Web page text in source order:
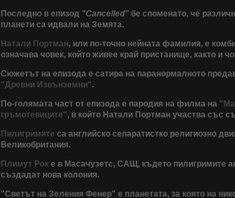
Последно в епизод "Cancelled" бе споменато, че
планети са идвали на Земята.
Натали Портман, или по-точно нейната фамилия, е
означава човек, който живее край пристанище, както и
Сюжетът на епизода е сатира на паранормалното
"Древни Извънземни".
По-голямата част от епизода е пародия на филма на
гръмотевиците", в който Натали Портман участва със
Пилигримите са английско сепаратистко религиозно
Великобритания.
Плимут Рок е в Масачузетс, САЩ, където пилигримите
създадат нова колония.
"Светът на Зеления Фенер" е планетата, за която на